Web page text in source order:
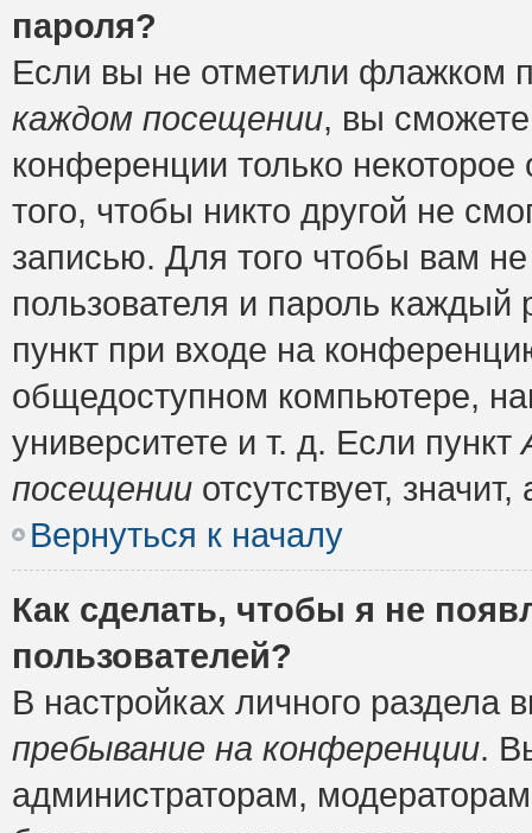
пароля?
Если вы не отметили флажком
каждом посещении, вы
конференции только
того, чтобы никто другой не
записью. Для того чтобы вам
пользователя и пароль
пункт при входе на
общедоступном компьютере,
университете и т. д. Если пункт
посещении отсутствует,
Вернуться к началу
Как сделать, чтобы я не
пользователей?
В настройках личного
пребывание на конференции.
администраторам,